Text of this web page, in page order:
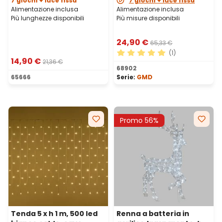
Alimentazione inclusa
Più lunghezze disponibili
14,90 € 21,36 €
65666
Alimentazione inclusa
Più misure disponibili
24,90 € 65,33 €
Valutazione media di 5 su
(1)
68902
Serie: GMD
Tenda 5 x h 1 m, 500 led
Promo 56%
Renna a batteria in